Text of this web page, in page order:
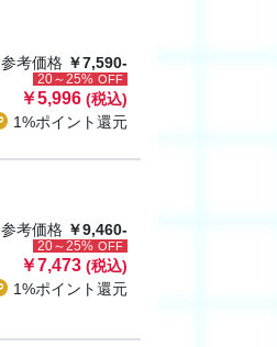
参考価格 ￥7,590-
20～25% OFF
￥5,996 (税込)
1%ポイント還元
参考価格 ￥9,460-
20～25% OFF
￥7,473 (税込)
1%ポイント還元